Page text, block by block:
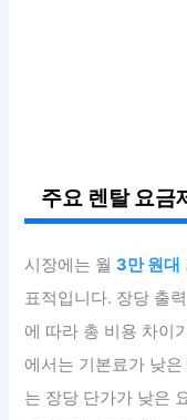
주요 렌탈 요금
시장에는 월3만 원대
표적입니다. 장당 출
에 따라 총 비용 차이
에서는 기본료가 낮
는 장당 단가가 낮은